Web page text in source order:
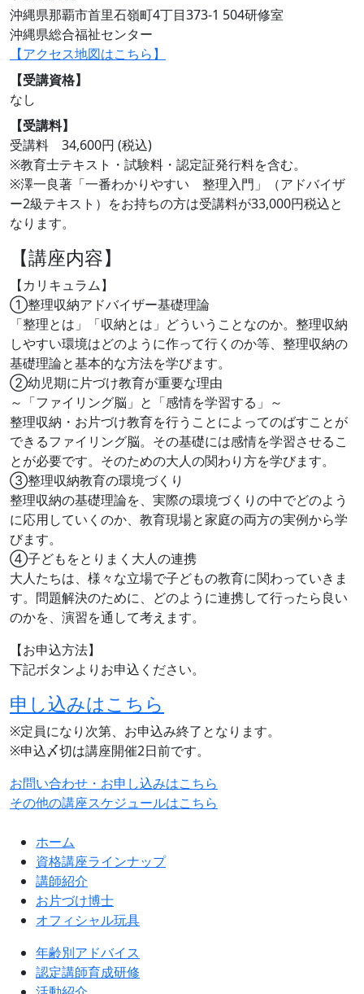
沖縄県那覇市首里石嶺町4丁目373-1 504研修室
沖縄県総合福祉センター
【アクセス地図はこちら】
【受講資格】
なし
【受講料】
受講料 34,600円 (税込)
※教育士テキスト・試験料・認定証発行料を含む。
※澤一良著「一番わかりやすい 整理入門」（アドバイザ
ー2級テキスト）をお持ちの方は受講料が33,000円税込と
なります。
【講座内容】
【カリキュラム】
①整理収納アドバイザー基礎理論
「整理とは」「収納とは」どういうことなのか。整理収納
しやすい環境はどのように作って行くのか等、整理収納の
基礎理論と基本的な方法を学びます。
②幼児期に片づけ教育が重要な理由
～「ファイリング脳」と「感情を学習する」～
整理収納・お片づけ教育を行うことによってのばすことが
できるファイリング脳。その基礎には感情を学習させるこ
とが必要です。そのための大人の関わり方を学びます。
③整理収納教育の環境づくり
整理収納の基礎理論を、実際の環境づくりの中でどのよう
に応用していくのか、教育現場と家庭の両方の実例から学
びます。
④子どもをとりまく大人の連携
大人たちは、様々な立場で子どもの教育に関わっていきま
す。問題解決のために、どのように連携して行ったら良い
のかを、演習を通して考えます。
【お申込方法】
下記ボタンよりお申込ください。
申し込みはこちら
※定員になり次第、お申込み終了となります。
※申込〆切は講座開催2日前です。
お問い合わせ・お申し込みはこちら
その他の講座スケジュールはこちら
ホーム
資格講座ラインナップ
講師紹介
お片づけ博士
オフィシャル玩具
年齢別アドバイス
認定講師育成研修